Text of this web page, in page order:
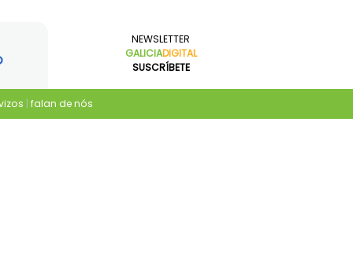
NEWSLETTER
GALICIADIGITAL
SUSCRÍBETE
| falan de nós